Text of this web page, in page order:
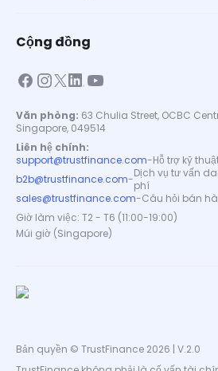
Cộng đồng
Văn phòng: 63 Chulia Street, OCBC
Singapore, 049514
Liên hệ chính:
support@trustfinance.com-Hỗ trợ kỹ
b2b@trustfinance.com-Dịch vụ tư vấn
phí
sales@trustfinance.com-Câu hỏi bán
Giờ làm việc: T2 - T6 (11:00-19:00)
Múi giờ (Singapore)
Bản quyền © TrustFinance 2026 | V.2.0